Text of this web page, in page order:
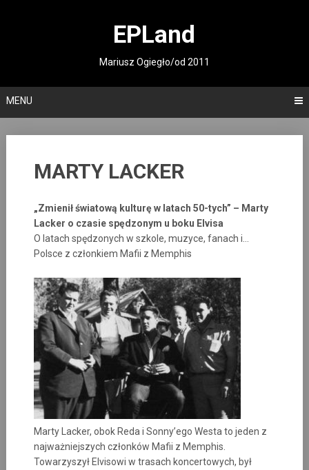
EPLand
Mariusz Ogiegło/od 2011
MENU
MARTY LACKER
„Zmienił światową kulturę w latach 50-tych” – Marty
Lacker o czasie spędzonym u boku Elvisa
O latach spędzonych w szkole, muzyce, fanach i…
Polsce z członkiem Mafii z Memphis
Marty Lacker, obok Reda i Sonny’ego Westa to jeden z
najważniejszych członków Mafii z Memphis.
Towarzyszył Elvisowi w trasach koncertowych, był